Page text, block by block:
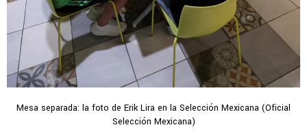
Mesa separada: la foto de Erik Lira en la Selección Mexicana (Oficial
Selección Mexicana)